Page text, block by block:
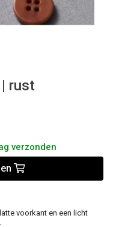
rust
verzonden
voorkant en een licht